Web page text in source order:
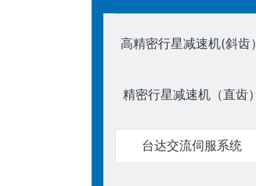
高精密行星减速机(斜齿）
精密行星减速机（直齿）
台达交流伺服系统